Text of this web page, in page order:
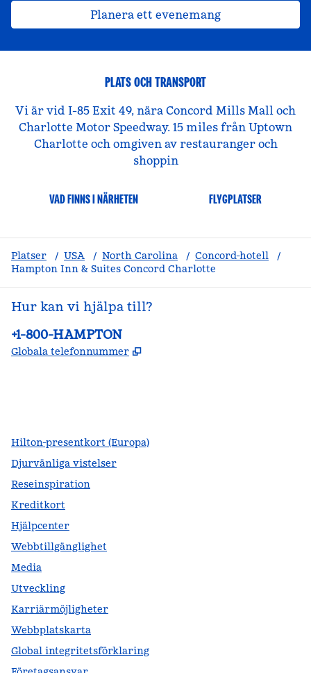
Planera ett evenemang
PLATS OCH TRANSPORT
Vi är vid I-85 Exit 49, nära Concord Mills Mall och
Charlotte Motor Speedway. 15 miles från Uptown
Charlotte och omgiven av restauranger och
shoppin
VAD FINNS I NÄRHETEN FLYGPLATSER
Platser / USA / North Carolina / Concord-hotell
/
Hampton Inn & Suites Concord Charlotte
Hur kan vi hjälpa till?
Telefon:
+1-800-HAMPTON
Globala telefonnummer ,
Hilton-presentkort (Europa)
Djurvänliga vistelser
Reseinspiration
Kreditkort
Hjälpcenter
Webbtillgänglighet
Media
Utveckling
Karriärmöjligheter
Webbplatskarta
Global integritetsförklaring